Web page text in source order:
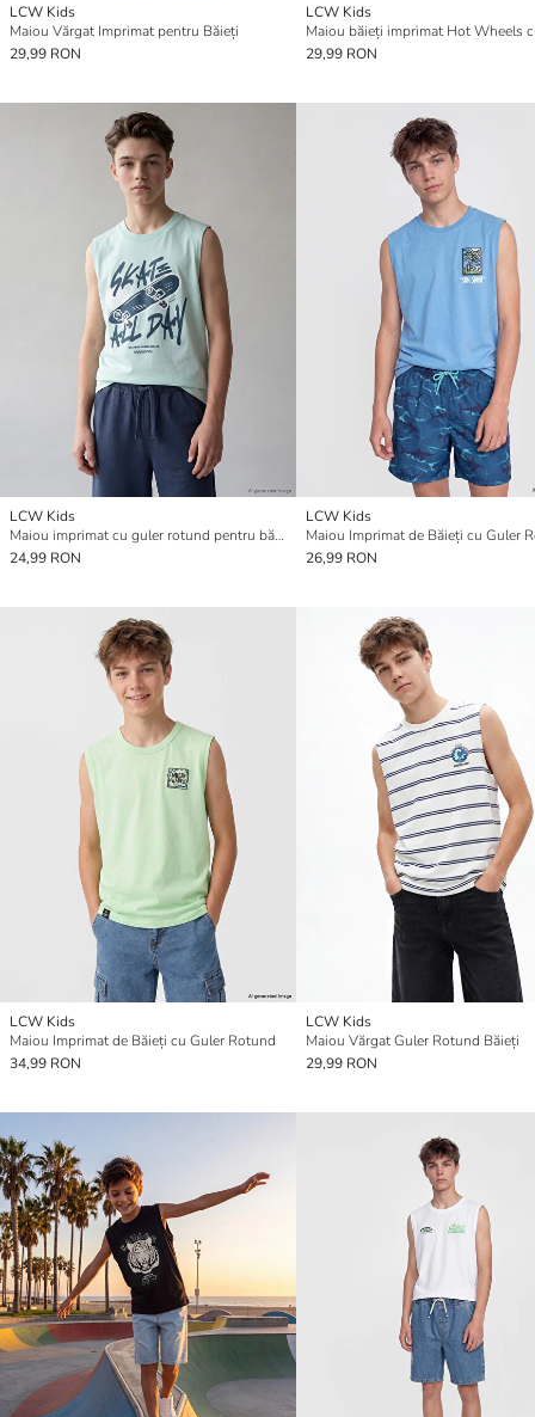
LCW Kids
Maiou Vărgat Imprimat pentru Băieți
29,99 RON
LCW Kids
29,99 RON
LCW Kids
Maiou imprimat cu guler rotund pentru băieți
24,99 RON
LCW Kids
Maiou Imprimat de Băieți cu Guler
26,99 RON
LCW Kids
Maiou Imprimat de Băieți cu Guler Rotund
34,99 RON
LCW Kids
Maiou Vărgat Guler Rotund Băieți
29,99 RON